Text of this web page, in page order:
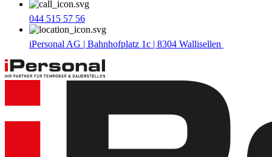
044 515 57 56
iPersonal AG | Bahnhofplatz 1c | 8304 Wallisellen